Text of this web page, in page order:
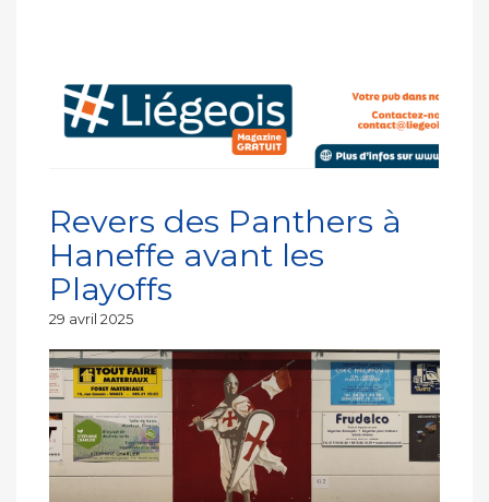
Revers des Panthers à
Haneffe avant les
Playoffs
Publié
29 avril 2025